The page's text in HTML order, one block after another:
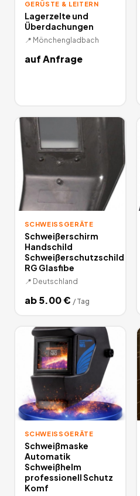
GERÜSTE & LEITERN
Lagerzelte und
Überdachungen
📍 Mönchengladbach
auf Anfrage
SCHWEISSGERÄTE
Schweißerschirm
Handschild
Schweißerschutzschild
RG Glasfibe
📍 Deutschland
ab5.00€ / Tag
SCHWEISSGERÄTE
Schweißmaske
Automatik
Schweißhelm
professionell Schutz
Komf